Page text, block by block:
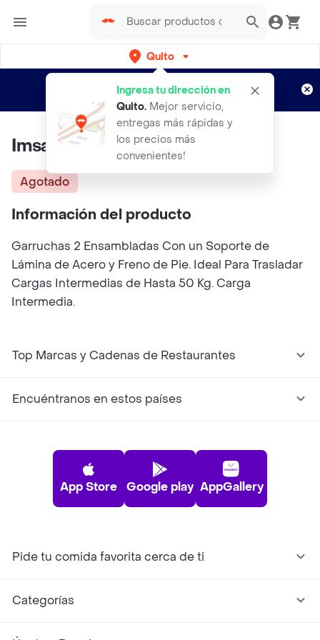
Quito
Ingresa tu dirección en
Quito. Mejor servicio,
entregas más rápidas y
los precios más
convenientes!
envíos gratis por semanas
Aplican TyC
Imsa Garrucha
Agotado
Información del producto
Garruchas 2 Ensambladas Con un Soporte de
Lámina de Acero y Freno de Pie. Ideal Para Trasladar
Cargas Intermedias de Hasta 50 Kg. Carga
Intermedia.
Top Marcas y Cadenas de Restaurantes
Encuéntranos en estos países
App Store Google play AppGallery
Pide tu comida favorita cerca de ti
Categorías